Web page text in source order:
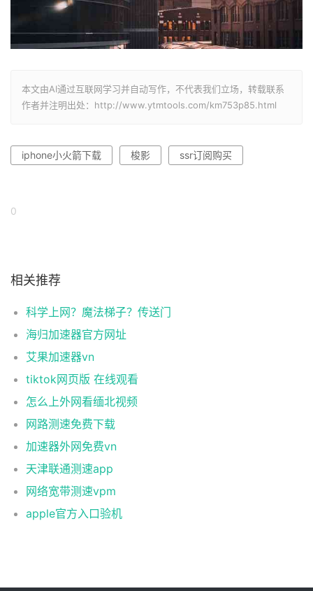
本文由AI通过互联网学习并自动写作，不代表我们立场，转载联系
作者并注明出处：http://www.ytmtools.com/km753p85.html
iphone小火箭下载 梭影 ssr订阅购买
0
相关推荐
科学上网？魔法梯子？传送门
海归加速器官方网址
艾果加速器vn
tiktok网页版 在线观看
怎么上外网看缅北视频
网路测速免费下载
加速器外网免费vn
天津联通测速app
网络宽带测速vpm
apple官方入口验机